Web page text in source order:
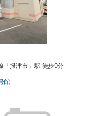
「摂津市」駅 徒歩9分
館